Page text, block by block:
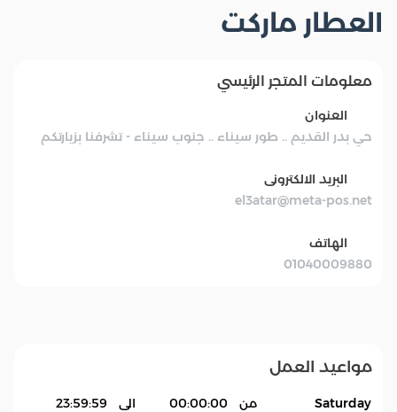
العطار ماركت
معلومات المتجر الرئيسي
العنوان
حي بدر القديم .. طور سيناء .. جنوب سيناء - تشرفنا بزيارتكم
البريد الالكترونى
el3atar@meta-pos.net
الهاتف
01040009880
مواعيد العمل
Saturday من 00:00:00 الى
23:59:59